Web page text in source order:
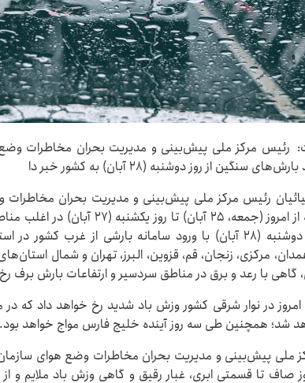
رئیس مرکز ملی پیش‌بینی و مدیریت بحران مخاطرات وضع
سنگین از روز دوشنبه (۲۸ آبان) به کشور خبر دا
رئیس مرکز ملی پیش‌بینی و مدیریت بحران
بیان اینکه از امروز (جمعه، ۲۵
گفت: روز دوشنبه (۲۸ آبان) با ورود سامانه بارشی از غرب
مرکزی، زنجان، قم، قزوین، البرز، تهران و شمال
گاهی با رعد و برق در مناطق سردسیر و ارتفاعات بارش برف
امروز در نوار شرقی کشور وزش باد شدید رخ خواهد داد
شد؛ همچنین طی سه روز آینده خلیج فارس مواج خواهد بود.
ملی پیش‌بینی و مدیریت بحران مخاطرات وضع هوای
صاف تا قسمتی ابری، غبار رقیق و گاهی وزش باد ملایم و